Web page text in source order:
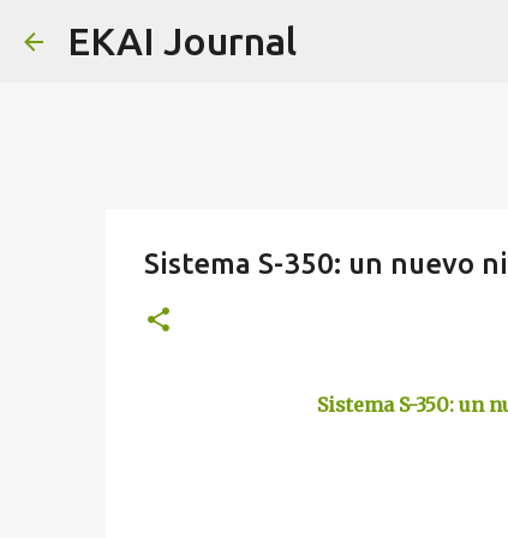
EKAI Journal
Sistema S-350: un nuevo
Sistema S-350: un